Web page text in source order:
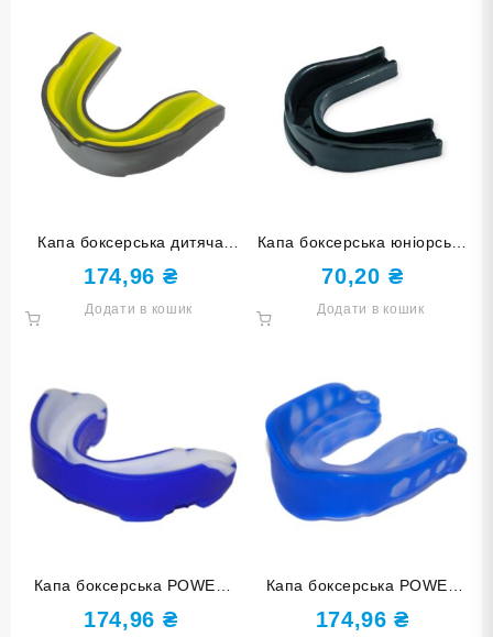
Капа боксерська дитяча
POWER MG-011-ЧЖ чорно-
жовта
174,96 ₴
Додати в кошик
Капа боксерська юніорська
K1-M чорна
70,20 ₴
Додати в кошик
Капа боксерська POWER
MG-012-СБ синьо-біла
174,96 ₴
Капа боксерська POWER
MG-005-ПС прозоро-синя
174,96₴